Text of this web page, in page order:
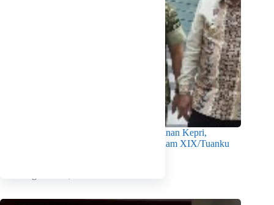
Sinergi Keamanan Jadi Fondasi Pembangunan Kepri,
Gubernur Ansar Hadiri HUT Pertama Kodam XIX/Tuanku